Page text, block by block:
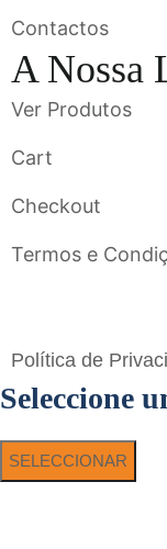
Contactos
A Nossa
Ver Produtos
Cart
Checkout
Termos e
Política de
Seleccione
SELECCIONAR